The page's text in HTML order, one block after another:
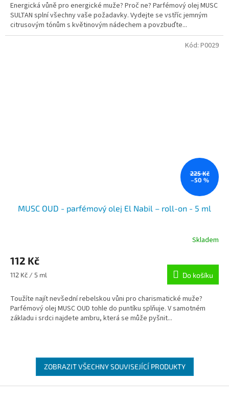
Energická vůně pro energické muže? Proč ne? Parfémový olej MUSC
SULTAN splní všechny vaše požadavky. Vydejte se vstříc jemným
citrusovým tónům s květinovým nádechem a povzbuďte...
225 Kč
–50 %
MUSC OUD - parfémový olej El Nabil – roll-on - 5 ml
Skladem
112 Kč
Měrná
112 Kč / 5 ml Do košíku
Toužíte najít nevšední rebelskou vůni pro charismatické muže?
Parfémový olej MUSC OUD tohle do puntíku splňuje. V samotném
základu i srdci najdete ambru, která se může pyšnit...
Kód: P0029
ZOBRAZIT VŠECHNY SOUVISEJÍCÍ PRODUKTY